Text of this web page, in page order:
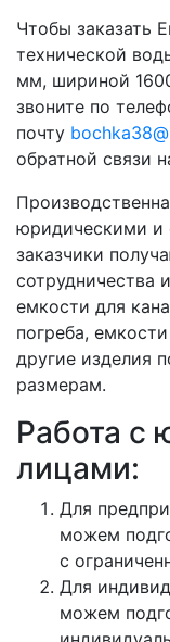
Чтобы заказать
технической
мм, шириной
звоните по
почту
обратной связи
юридическими и
заказчики
сотрудничества
емкости для
погреба,
другие изделия
размерам.
Работа с
лицами:
Для
можем
с
Для
можем